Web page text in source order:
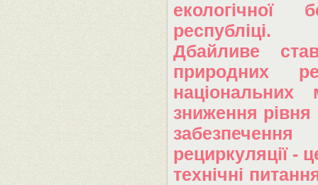
екологічної
республіці.
Дбайливе
природних
національних
зниження рівня
рециркуляції -
технічні